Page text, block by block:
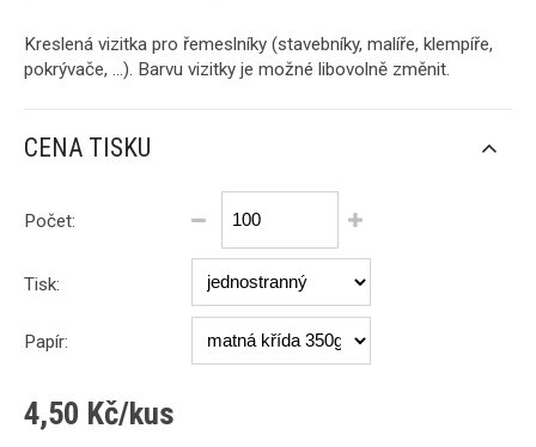
Kreslená vizitka pro řemeslníky (stavebníky, malíře, klempíře,
pokrývače, ...). Barvu vizitky je možné libovolně změnit.
CENA TISKU
Počet:
Tisk:
Papír:
4,50 Kč/kus